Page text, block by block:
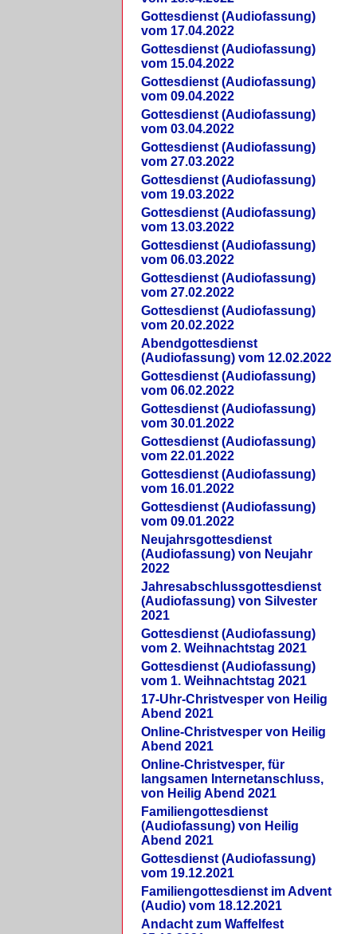
Gottesdienst (Audiofassung)
vom 17.04.2022
Gottesdienst (Audiofassung)
vom 15.04.2022
Gottesdienst (Audiofassung)
vom 09.04.2022
Gottesdienst (Audiofassung)
vom 03.04.2022
Gottesdienst (Audiofassung)
vom 27.03.2022
Gottesdienst (Audiofassung)
vom 19.03.2022
Gottesdienst (Audiofassung)
vom 13.03.2022
Gottesdienst (Audiofassung)
vom 06.03.2022
Gottesdienst (Audiofassung)
vom 27.02.2022
Gottesdienst (Audiofassung)
vom 20.02.2022
Abendgottesdienst
(Audiofassung) vom 12.02.2022
Gottesdienst (Audiofassung)
vom 06.02.2022
Gottesdienst (Audiofassung)
vom 30.01.2022
Gottesdienst (Audiofassung)
vom 22.01.2022
Gottesdienst (Audiofassung)
vom 16.01.2022
Gottesdienst (Audiofassung)
vom 09.01.2022
Neujahrsgottesdienst
(Audiofassung) von Neujahr
2022
Jahresabschlussgottesdienst
(Audiofassung) von Silvester
2021
Gottesdienst (Audiofassung)
vom 2. Weihnachtstag 2021
Gottesdienst (Audiofassung)
vom 1. Weihnachtstag 2021
17-Uhr-Christvesper von Heilig
Abend 2021
Online-Christvesper von Heilig
Abend 2021
Online-Christvesper, für
langsamen Internetanschluss,
von Heilig Abend 2021
Familiengottesdienst
(Audiofassung) von Heilig
Abend 2021
Gottesdienst (Audiofassung)
vom 19.12.2021
Familiengottesdienst im Advent
(Audio) vom 18.12.2021
Andacht zum Waffelfest